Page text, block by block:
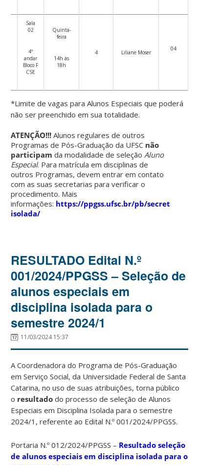
Sala
02
4º
andar
Bloco F
CSE
Quinta-
feira
14h às
18h
4 Liliane Moser
04
*Limite de vagas para Alunos Especiais que poderá
não ser preenchido em sua totalidade.
ATENÇÃO!!! Alunos regulares de outros
Programas de Pós-Graduação da UFSC não
participam da modalidade de seleção Aluno
Especial. Para matrícula em disciplinas de
outros Programas, devem entrar em contato
com as suas secretarias para verificar o
procedimento. Mais
informações: https://ppgss.ufsc.br/pb/secretaria/
isolada/
RESULTADO Edital N.º
001/2024/PPGSS – Seleção de
alunos especiais em
disciplina isolada para o
semestre 2024/1
11/03/2024 15:37
A Coordenadora do Programa de Pós-Graduação
em Serviço Social, da Universidade Federal de Santa
Catarina, no uso de suas atribuições, torna público
o resultado do processo de seleção de Alunos
Especiais em Disciplina Isolada para o semestre
2024/1, referente ao Edital N.º 001/2024/PPGSS.
Portaria N.º 012/2024/PPGSS – Resultado seleção
de alunos especiais em disciplina isolada para o